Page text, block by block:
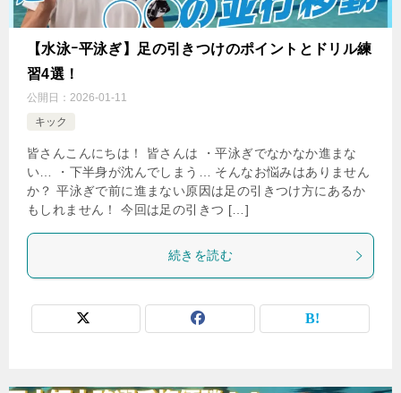
【水泳ｰ平泳ぎ】足の引きつけのポイントとドリル練
習4選！
公開日： 2026-01-11
キック
皆さんこんにちは！ 皆さんは ・平泳ぎでなかなか進まな
い… ・下半身が沈んでしまう… そんなお悩みはありません
か？ 平泳ぎで前に進まない原因は足の引きつけ方にあるか
もしれません！ 今回は足の引きつ […]
続きを読む